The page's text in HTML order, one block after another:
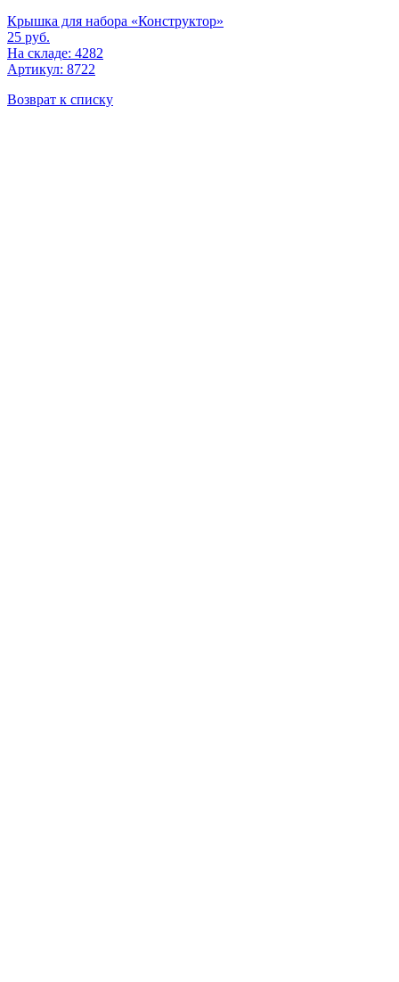
Крышка для набора «Конструктор»
25 руб.
На складе: 4282
Артикул: 8722
Возврат к списку